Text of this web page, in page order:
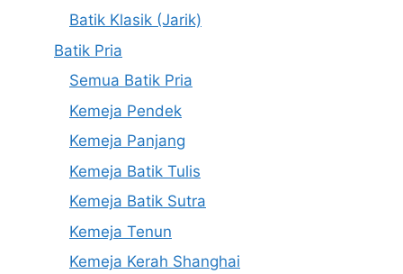
Batik Klasik (Jarik)
Batik Pria
Semua Batik Pria
Kemeja Pendek
Kemeja Panjang
Kemeja Batik Tulis
Kemeja Batik Sutra
Kemeja Tenun
Kemeja Kerah Shanghai